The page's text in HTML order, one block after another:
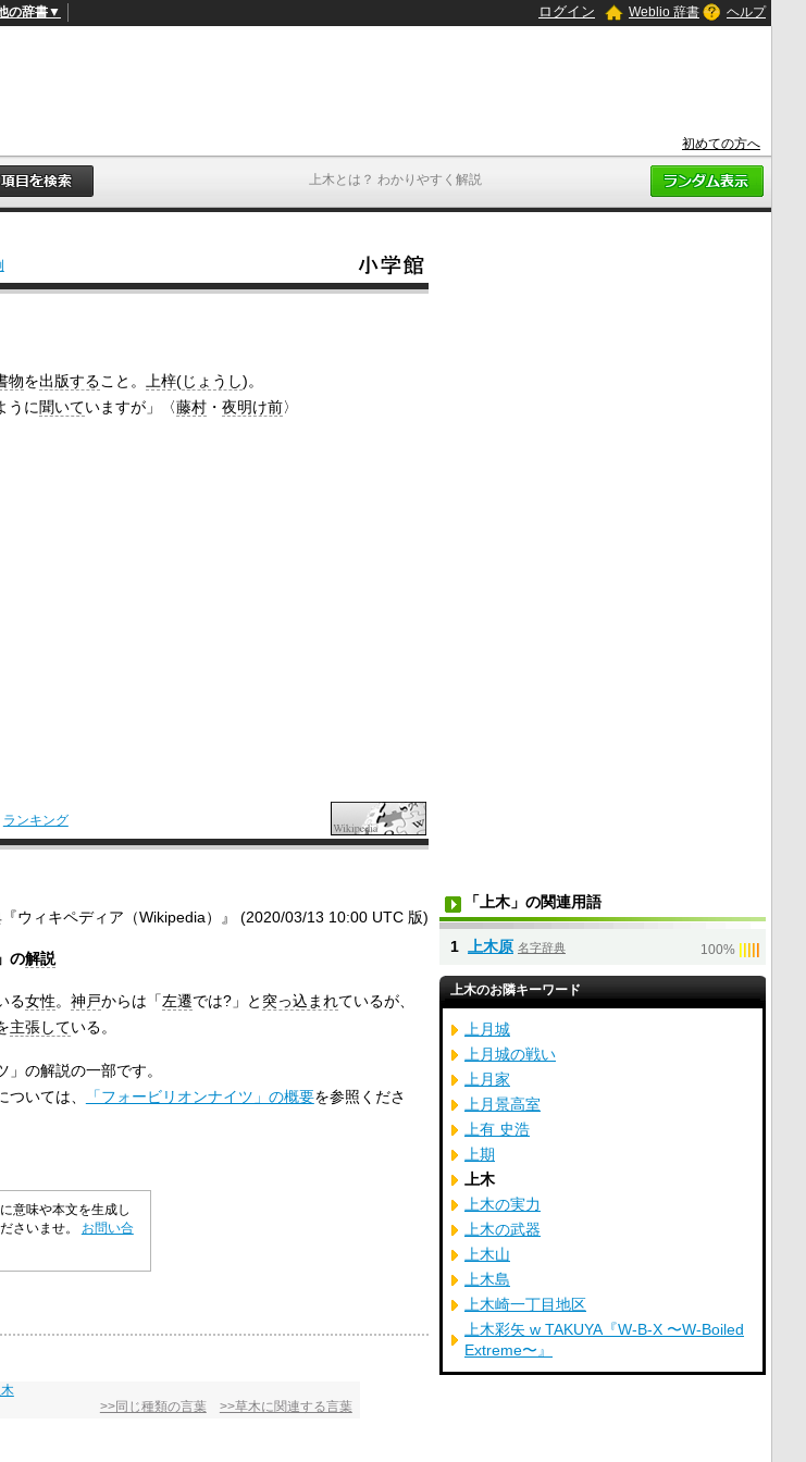
上木とは？ わかりやすく解説
の辞書▼ ログイン Weblio 辞書 ヘルプ
初めての方へ
物を出版すること。 上梓(じょうし)。
うに聞いていますが」〈藤村 ・夜明け前〉
ランキング
ウィキペディア（Wikipedia）』 (2020/03/13 10:00 UTC 版)
の解説
る女性。 神戸からは「左遷では?」と 突っ込まれているが、
主張している。
の解説の一部です。
いては、
「フォービリオンナイツ」の概要を参照くださ
意味や本文を生成し
さいませ。 お問い合
>>同じ種類の言葉
>>草木に関連する言葉
「上木」の関連用語
1 上木原 名字辞典 100%
上木のお隣キーワード
上月城
上月城の戦い
上月家
上月景高室
上有 史浩
上期
上木
上木の実力
上木の武器
上木山
上木島
上木崎一丁目地区
上木彩矢 w TAKUYA『W-B-X 〜W-Boiled
Extreme〜』